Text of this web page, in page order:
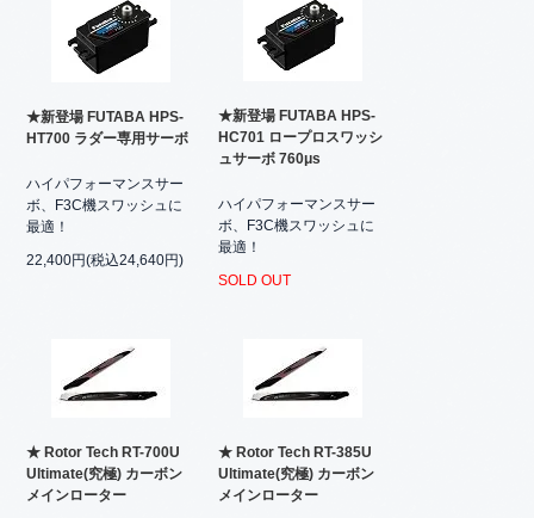
★新登場 FUTABA HPS-
HT700 ラダー専用サーボ
ハイパフォーマンスサー
ボ、F3C機スワッシュに
最適！
22,400円(税込24,640円)
★新登場 FUTABA HPS-
HC701 ロープロスワッシ
ュサーボ 760μs
ハイパフォーマンスサー
ボ、F3C機スワッシュに
最適！
SOLD OUT
★ Rotor Tech RT-700U
Ultimate(究極) カーボン
メインローター
★ Rotor Tech RT-385U
Ultimate(究極) カーボン
メインローター